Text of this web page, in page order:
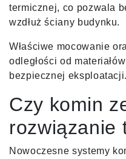
termicznej, co pozwala
wzdłuż ściany budynku.
Właściwe mocowanie
odległości od
bezpiecznej eksploatacji.
Czy komin
rozwiązanie
Nowoczesne systemy